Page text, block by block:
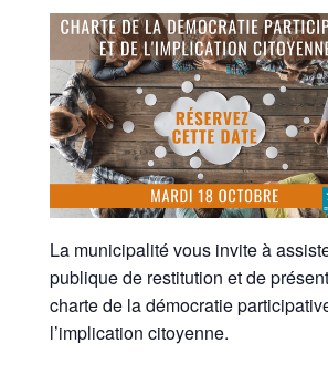
La municipalité vous invite à
publique de restitution et de
charte de la démocratie
l’implication citoyenne.